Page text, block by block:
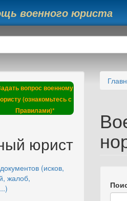
военного юриста
вопрос военному
(ознакомьтесь с
Правилами)*
юрист
(исков,
жалоб,